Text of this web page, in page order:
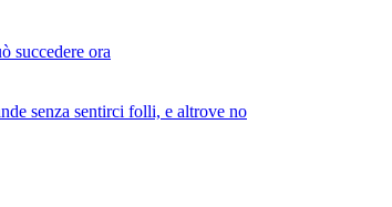
succedere ora
senza sentirci folli, e altrove no